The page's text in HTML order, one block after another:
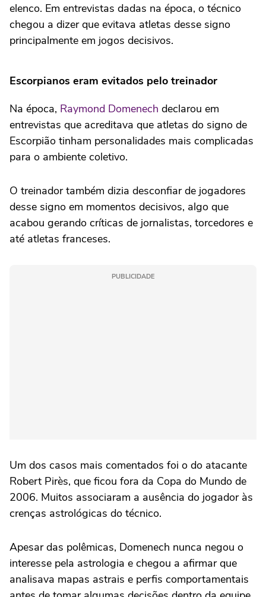
elenco. Em entrevistas dadas na época, o técnico
chegou a dizer que evitava atletas desse signo
principalmente em jogos decisivos.
Escorpianos eram evitados pelo treinador
Na época, Raymond Domenech declarou em
entrevistas que acreditava que atletas do signo de
Escorpião tinham personalidades mais complicadas
para o ambiente coletivo.
O treinador também dizia desconfiar de jogadores
desse signo em momentos decisivos, algo que
acabou gerando críticas de jornalistas, torcedores e
até atletas franceses.
PUBLICIDADE
Um dos casos mais comentados foi o do atacante
Robert Pirès, que ficou fora da Copa do Mundo de
2006. Muitos associaram a ausência do jogador às
crenças astrológicas do técnico.
Apesar das polêmicas, Domenech nunca negou o
interesse pela astrologia e chegou a afirmar que
analisava mapas astrais e perfis comportamentais